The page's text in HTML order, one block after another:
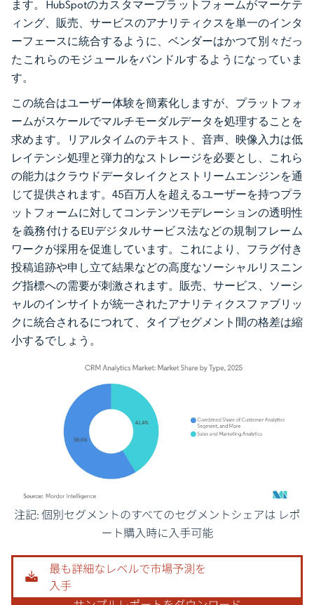
ます。HubSpotのカスタマープラットフォームがマーケテ
ィング、販売、サービスのアナリティクスを単一のインタ
ーフェースに統合するように、ベンダーはかつて別々だっ
たこれらのモジュールをバンドルするようになっていま
す。
この統合はユーザー体験を簡素化しますが、プラットフォ
ームがスケールでマルチモーダルデータを処理することを
求めます。リアルタイムのテキスト、音声、映像入力は低
レイテンシ処理と弾力的なストレージを必要とし、これら
の能力はクラウドデータレイクとストリームエンジンを通
じて提供されます。45百万人を超えるユーザーを持つプラ
ットフォームに対してコンテンツモデレーションの透明性
を義務付けるEUデジタルサービス法などの規制フレーム
ワークが採用を促進しています。これにより、フラグ付き
投稿追跡や申し立て結果などの高度なソーシャルリスニン
グ指標への需要が刺激されます。販売、サービス、ソーシ
ャルのインサイトが統一されたアナリティクスファブリッ
クに統合されるにつれて、タイプセグメント間の格差は縮
小するでしょう。
画像 © Mordor Intelligence。再利用にはCC BY 4.0の表示が必要です。